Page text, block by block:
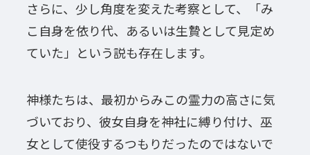
さらに、少し角度を変えた考察として、「み
こ自身を依り代、あるいは生贄として見定め
ていた」という説も存在します。
神様たちは、最初からみこの霊力の高さに気
づいており、彼女自身を神社に縛り付け、巫
女として使役するつもりだったのではないで